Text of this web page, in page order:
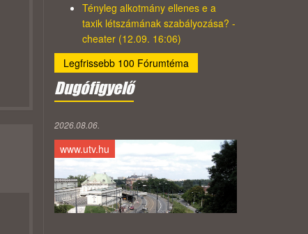
Tényleg alkotmány ellenes e a
taxik létszámának szabályozása? -
cheater (12.09. 16:06)
Legfrissebb 100 Fórumtéma
Dugófigyelő
2026.08.06.
www.utv.hu